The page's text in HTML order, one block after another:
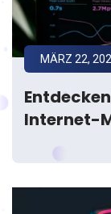
Internet-
MÄRZ 22,